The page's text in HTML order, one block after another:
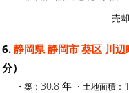
売
6. 静岡県 静岡市 葵区 川辺
分）
・築： 30.8 年 ・土地面積：